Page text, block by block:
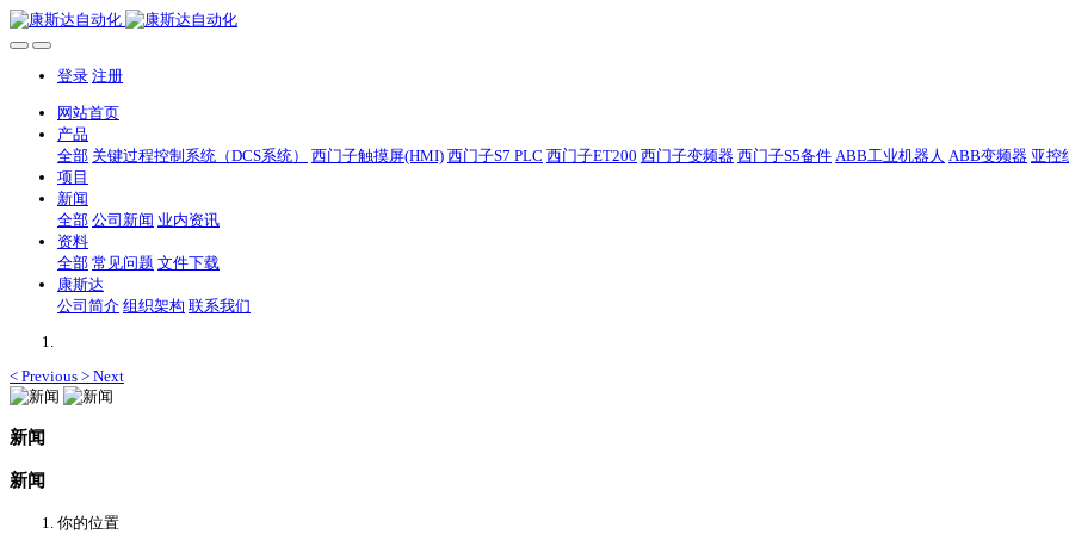
登录 注册
网站首页
产品
全部 关键过程控制系统（DCS系统） 西门子触摸屏(HMI) 西门子S7 PLC 西门子ET200 西门子变频器 西门子S5备件 ABB工业机器人 ABB变频器 亚控
项目
新闻
全部 公司新闻 业内资讯
资料
全部 常见问题 文件下载
康斯达
公司简介 组织架构 联系我们
< Previous > Next
新闻
新闻
你的位置